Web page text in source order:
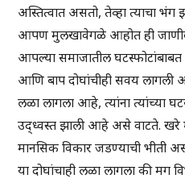
अस्तित्वात असतो, तेव्हा त्याचा भंग
आपण मुलखावेगळे आहोत ही
आपल्या समाजातील
आणि बाप दोघांचीही सवय लागली
लळा लागला आहे, त्यांना त्यांच्या
उद्ध्वस्त झाली आहे असे वाटते. खरे
मानसिक विकार जडण्याची
या दोघांचाही लळा लागला की मग